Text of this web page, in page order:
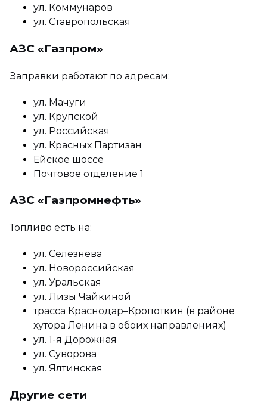
ул. Коммунаров
ул. Ставропольская
АЗС «Газпром»
Заправки работают по адресам:
ул. Мачуги
ул. Крупской
ул. Российская
ул. Красных Партизан
Ейское шоссе
Почтовое отделение 1
АЗС «Газпромнефть»
Топливо есть на:
ул. Селезнева
ул. Новороссийская
ул. Уральская
ул. Лизы Чайкиной
трасса Краснодар–Кропоткин (в районе
хутора Ленина в обоих направлениях)
ул. 1-я Дорожная
ул. Суворова
ул. Ялтинская
Другие сети